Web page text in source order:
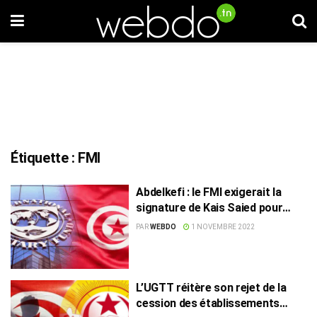
Étiquette : FMI
Abdelkefi : le FMI exigerait la
signature de Kais Saied pour
l’accord avec la Tunisie
PARWEBDO 1 NOVEMBRE 2022
L’UGTT réitère son rejet de la
cession des établissements